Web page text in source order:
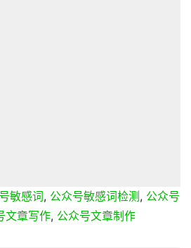
敏感词, 公众号敏感词检测 , 公众号
文章写作, 公众号文章制作